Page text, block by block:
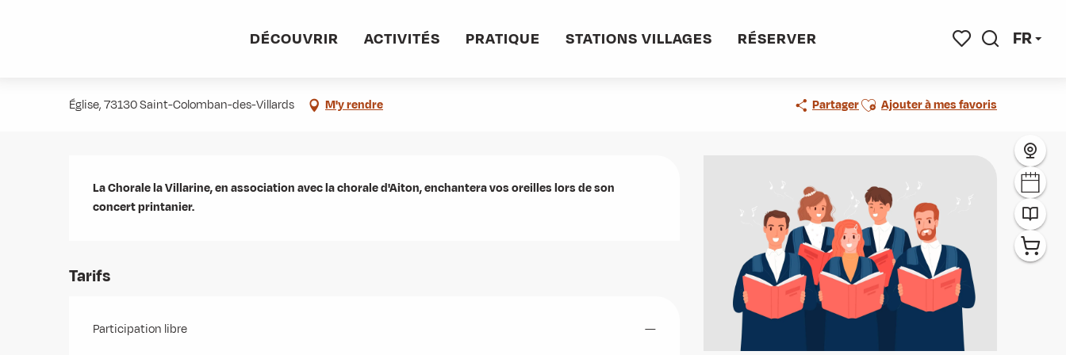
FR
DÉCOUVRIR ACTIVITÉS PRATIQUE STATIONS VILLAGES RÉSERVER
Église, 73130 Saint-Colomban-des-Villards M'y rendre PartagerAjouter aux favoris
Ajouter à mes favoris
Description
La Chorale la Villarine, en association avec la chorale d'Aiton, enchantera vos oreilles lors de son
concert printanier.
Tarifs
Participation libre —